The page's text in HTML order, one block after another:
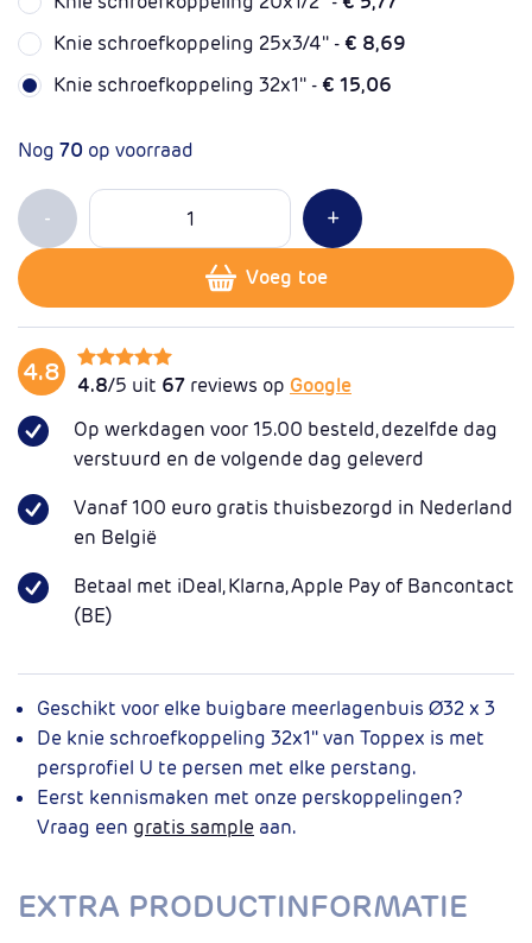
Knie schroefkoppeling 25x3/4'' -€ 8,69
Knie schroefkoppeling 32x1'' -€ 15,06
Nog 70 op voorraad
- Min 1
Aantal
+Plus 1
Voeg toe
4.8 4.8/5 uit 67 reviews op Google
Op werkdagen voor 15.00 besteld, dezelfde dag
verstuurd en de volgende dag geleverd
Vanaf 100 euro gratis thuisbezorgd in Nederland
en België
Betaal met iDeal, Klarna, Apple Pay of Bancontact
(BE)
Geschikt voor elke buigbare meerlagenbuis Ø32 x 3
De knie schroefkoppeling 32x1'' van Toppex is met
persprofiel U te persen met elke perstang.
Eerst kennismaken met onze perskoppelingen?
Vraag een gratis sample aan.
EXTRA PRODUCTINFORMATIE